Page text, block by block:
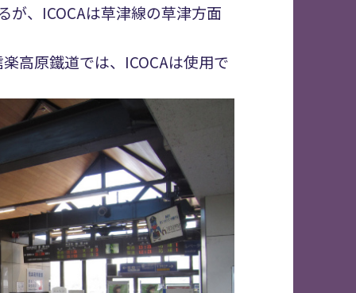
が、ICOCAは草津線の草津方面
高原鐵道では、ICOCAは使用で